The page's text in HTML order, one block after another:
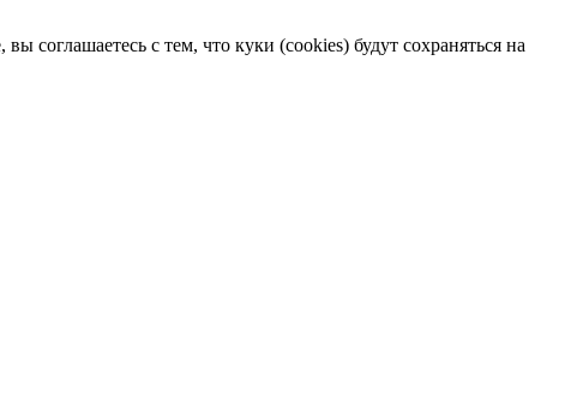
соглашаетесь с тем, что куки (cookies) будут сохраняться на